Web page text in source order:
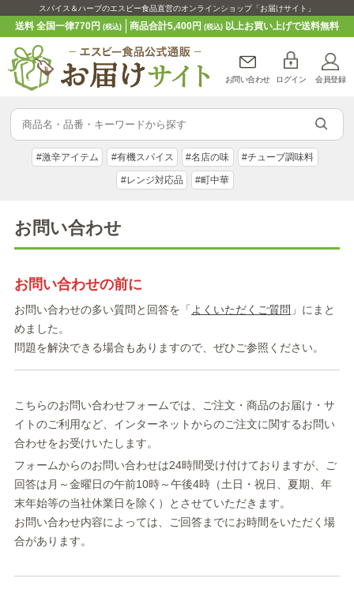
スパイス＆ハーブのエスビー食品直営のオンラインショップ「お届けサイト」
送料 全国一律770円(税込) 商品合計5,400円 (税込)以上お買い上げで送料無料
お問い合わせ ログイン 会員登録
#激辛アイテム #有機スパイス #名店の味 #チューブ調味料
#レンジ対応品 #町中華
お問い合わせ
お問い合わせの前に
お問い合わせの多い質問と回答を「 よくいただくご質問 」にまと
めました。
問題を解決できる場合もありますので、ぜひご参照ください。
こちらのお問い合わせフォームでは、ご注文・商品のお届け・サ
イトのご利用など、インターネットからのご注文に関するお問い
合わせをお受けいたします。
フォームからのお問い合わせは24時間受け付けておりますが、ご
回答は月～金曜日の午前10時～午後4時（土日・祝日、夏期、年
末年始等の当社休業日を除く）とさせていただきます。
お問い合わせ内容によっては、ご回答までにお時間をいただく場
合があります。